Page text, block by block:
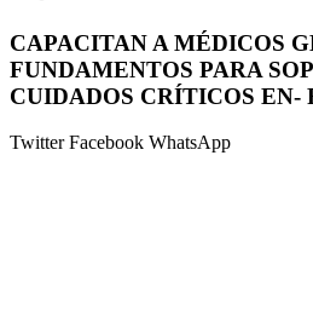
CAPACITAN A MÉDICOS
FUNDAMENTOS PARA
CUIDADOS CRÍTICOS EN-
TwitterFacebook WhatsApp